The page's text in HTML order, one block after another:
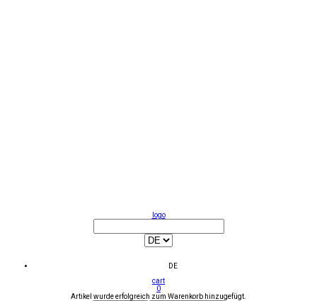
logo
DE
cart
0
Artikel wurde erfolgreich zum Warenkorb hinzugefügt.